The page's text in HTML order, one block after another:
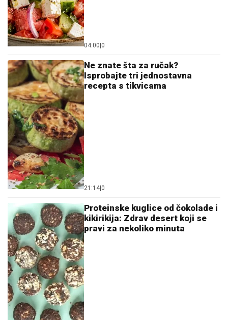
04:00 0
Ne znate šta za ručak?
Isprobajte tri jednostavna
recepta s tikvicama
21:14 0
Proteinske kuglice od čokolade i
kikirikija: Zdrav desert koji se
pravi za nekoliko minuta